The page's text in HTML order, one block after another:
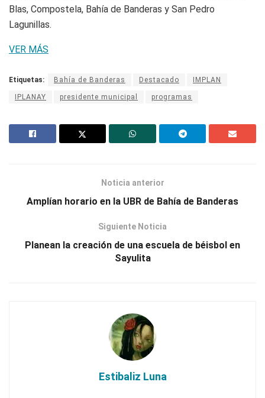
Blas, Compostela, Bahía de Banderas y San Pedro
Lagunillas.
VER MÁS
Etiquetas: Bahía de Banderas Destacado IMPLAN
IPLANAY presidente municipal programas
Noticia anterior
Amplían horario en la UBR de Bahía de Banderas
Siguiente Noticia
Planean la creación de una escuela de béisbol en
Sayulita
Estibaliz Luna